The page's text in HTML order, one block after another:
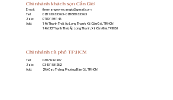
Chi nhánh khách sạn Cần Giờ
Email:
Tel:
Zalo:
Add:
themangrovecangio@gmail.com
028 730 333 63 - 028 888 333 63
0789 198 146
146 Thạnh Thới, Ấp Long Thạnh, Xã Cần Giờ, TP. HCM
146/22 Thạnh Thới, Ấp Long Thạnh, Xã Cần Giờ, TP. HCM
Chi nhánh cà phê TP.HCM
Tel:
Zalo:
Add:
0387 629 297
0343 158 252
29A Cao Thắng, Phường Bàn Cờ, TP. HCM